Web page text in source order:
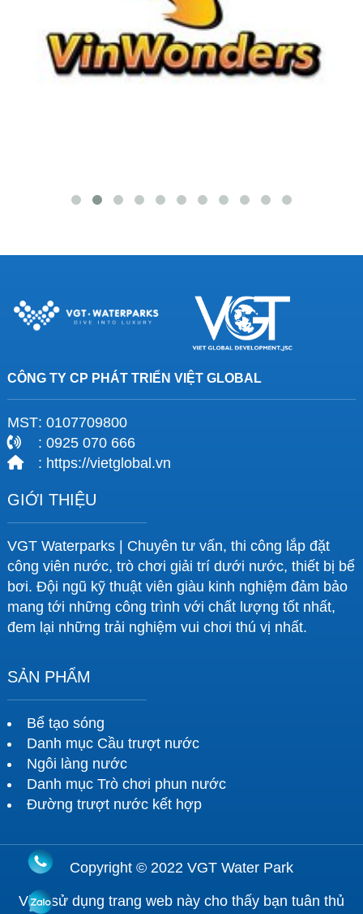
CÔNG TY CP PHÁT TRIỂN VIỆT GLOBAL
MST: 0107709800
: 0925 070 666
: https://vietglobal.vn
GIỚI THIỆU
VGT Waterparks | Chuyên tư vấn, thi công lắp đặt
công viên nước, trò chơi giải trí dưới nước, thiết bị bể
bơi. Đội ngũ kỹ thuật viên giàu kinh nghiệm đảm bảo
mang tới những công trình với chất lượng tốt nhất,
đem lại những trải nghiệm vui chơi thú vị nhất.
SẢN PHẨM
Bể tạo sóng
Danh mục Cầu trượt nước
Ngôi làng nước
Danh mục Trò chơi phun nước
Đường trượt nước kết hợp
Copyright © 2022 VGT Water Park
Việc sử dụng trang web này cho thấy bạn tuân thủ